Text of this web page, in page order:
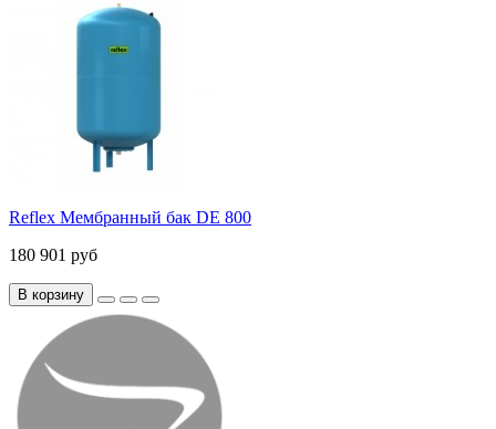
Reflex Мембранный бак DE 800
180 901 руб
В корзину